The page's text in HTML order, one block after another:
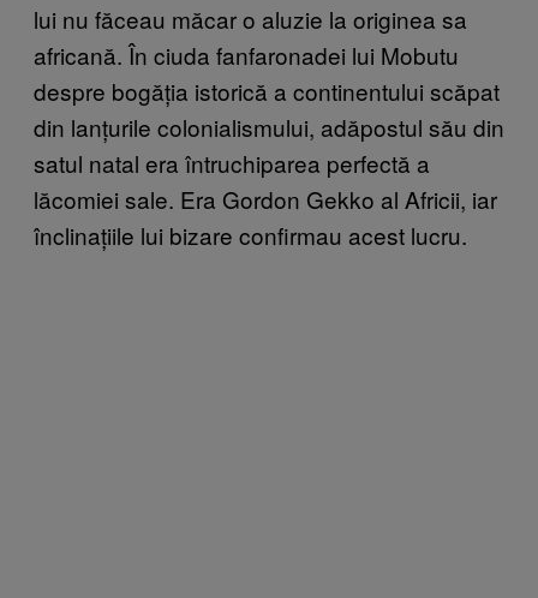
lui nu făceau măcar o aluzie la originea sa
africană. În ciuda fanfaronadei lui Mobutu
despre bogăția istorică a continentului scăpat
din lanțurile colonialismului, adăpostul său din
satul natal era întruchiparea perfectă a
lăcomiei sale. Era Gordon Gekko al Africii, iar
înclinațiile lui bizare confirmau acest lucru.